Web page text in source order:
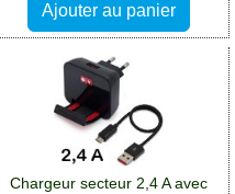
Ajouter au panier
Chargeur secteur 2,4 A avec